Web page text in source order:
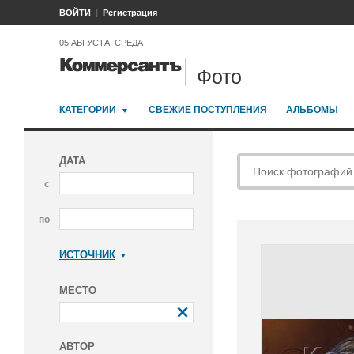
ВОЙТИ Регистрация
05 АВГУСТА, СРЕДА
Фото
КАТЕГОРИИ СВЕЖИЕ ПОСТУПЛЕНИЯ АЛЬБОМЫ
ДАТА
с
по
ИСТОЧНИК
МЕСТО
АВТОР